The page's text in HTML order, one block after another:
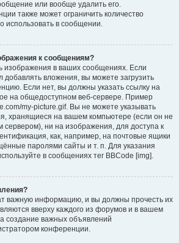
или вообще удалить его.
также может ограничить количество
использовать в сообщении.
к сообщениям?
в ваших сообщениях. Если
вложения, вы можете загрузить
Если нет, вы должны указать ссылку на
на общедоступном веб-сервере. Пример
my-picture.gif. Вы не можете указывать
хранящиеся на вашем компьютере (если он не
ни на изображения, для доступа к
как, например, на почтовые ящики
паролями сайты и т. п. Для указания
в сообщениях тег BBCode [img].
важную информацию, и вы должны прочесть их
вверху каждого из форумов и в вашем
создание важных объявлений
конференции.